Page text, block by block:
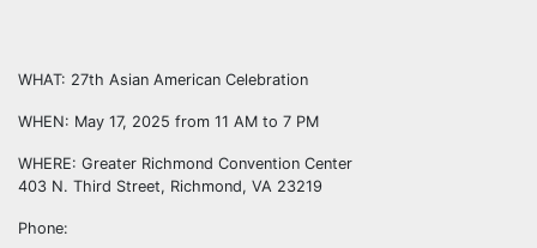
WHAT: 27th Asian American Celebration
WHEN: May 17, 2025 from 11 AM to 7 PM
WHERE: Greater Richmond Convention Center
403 N. Third Street, Richmond, VA 23219
Phone: